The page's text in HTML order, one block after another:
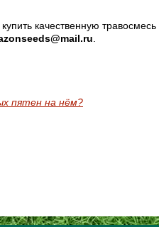
качественную травосмесь
.
пятен на нём?